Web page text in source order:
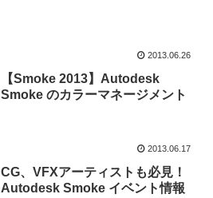
2013.06.26
【Smoke 2013】Autodesk
Smoke のカラーマネージメント
2013.06.17
CG、VFXアーティストも必見！
Autodesk Smoke イベント情報